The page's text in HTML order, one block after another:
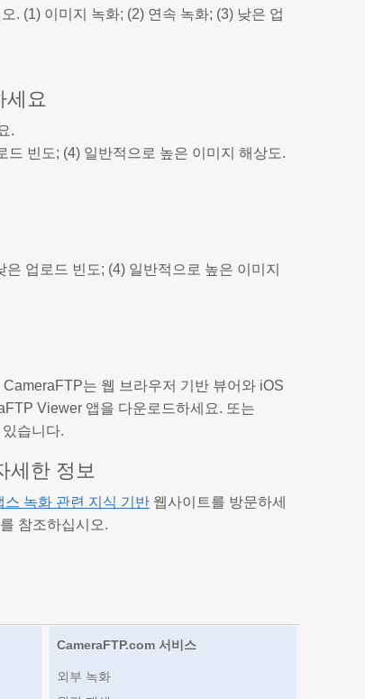
. (1) 이미지 녹화; (2) 연속 녹화; (3) 낮은 업
세요
.
빈도; (4) 일반적으로 높은 이미지 해상도.
업로드 빈도; (4) 일반적으로 높은 이미지
는 웹 브라우저 기반 뷰어와 iOS
Viewer 앱을 다운로드하세요. 또는
습니다.
세한 정보
스 녹화 관련 지식 기반 웹사이트를 방문하세
참조하십시오.
CameraFTP.com 서비스
외부 녹화